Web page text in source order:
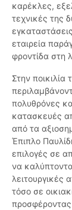
καρέκλες,
τεχνικές της
εταιρεία
φροντίδα στη
Στην
πολυθρόνες
κατασκευές
από τα
Έπιπλο
επιλογές σε
να
λειτουργικές
τόσο σε